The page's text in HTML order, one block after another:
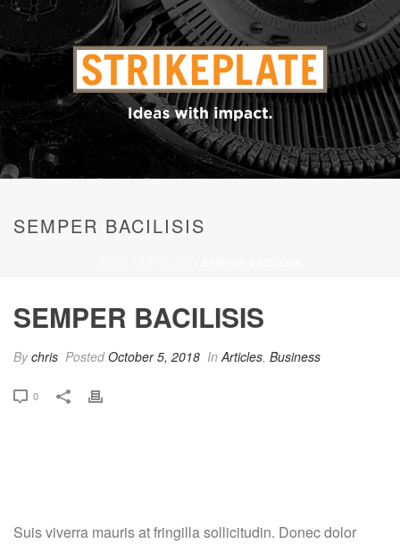
SEMPER BACILISIS
SEMPER BACILISIS
Bychris PostedOctober 5, 2018 InArticles, Business
0
Suis viverra mauris at fringilla sollicitudin. Donec dolor